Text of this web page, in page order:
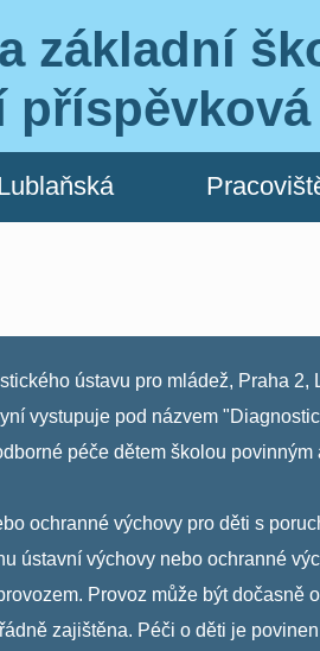
základní
ústavu pro mládež, Praha
vystupuje pod názvem
péče dětem školou
ochranné výchovy pro děti s
ústavní výchovy nebo ochranné
Provoz může být
zajištěna. Péči o děti je